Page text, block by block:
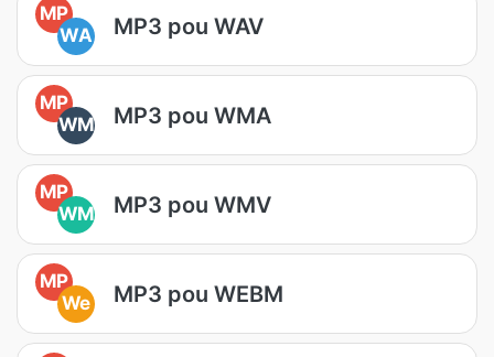
MP
WA
MP3 pou WAV
MP
WM
MP3 pou WMA
MP
WM
MP3 pou WMV
MP
We
MP3 pou WEBM